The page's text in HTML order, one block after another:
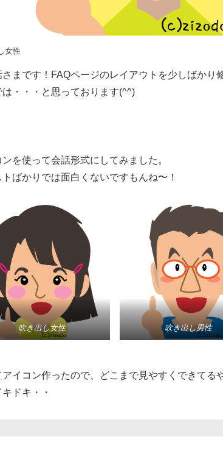
女性
さまです！FAQページのレイアウトを少しばかり
は・・・と思っております(^^)
ンを使って会話形式にしてみました。
トばかりでは面白くないですもんね〜！
吹き出し女性 吹き出し男性
イコン作ったので、どこまで見やすくできてる
ドキ・・